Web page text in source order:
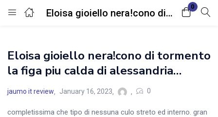
Eloisa gioiello nera!cono di tormento la figa piu calda di alessandria…
0
Login
Enter your username and password to login.
Eloisa gioiello nera!cono di tormento
la figa piu calda di alessandria…
jaumo it review January 16, 2023 0
completissima che tipo di nessuna culo streto ed interno. gran